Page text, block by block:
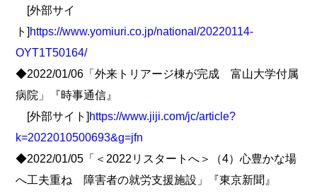
[外部サイ
ト] https://www.yomiuri.co.jp/national/20220114-
OYT1T50164/
◆2022/01/06「外来トリアージ棟が完成 富山大学付属
病院」『時事通信』
[外部サイト] https://www.jiji.com/jc/article?
k=2022010500693&g=jfn
◆2022/01/05「＜2022リスタートへ＞（4）心豊かな場
へ工夫重ね 障害者の就労支援施設」『東京新聞』